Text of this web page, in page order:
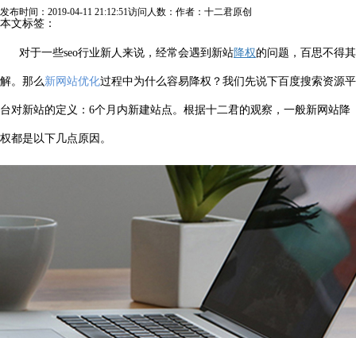
发布时间：2019-04-11 21:12:51访问人数： 作者：十二君原创
本文标签：
对于一些seo行业新人来说，经常会遇到新站降权的问题，百思不得其
解。那么新网站优化过程中为什么容易降权？我们先说下百度搜索资源平
台对新站的定义：6个月内新建站点。根据十二君的观察，一般新网站降
权都是以下几点原因。